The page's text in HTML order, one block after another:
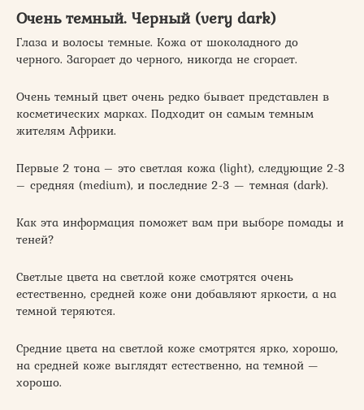
Очень темный. Черный (very dark)
Глаза и волосы темные. Кожа от шоколадного до
черного. Загорает до черного, никогда не сгорает.
Очень темный цвет очень редко бывает представлен в
косметических марках. Подходит он самым темным
жителям Африки.
Первые 2 тона – это светлая кожа (light), следующие 2-3
– средняя (medium), и последние 2-3 — темная (dark).
Как эта информация поможет вам при выборе помады и
теней?
Светлые цвета на светлой коже смотрятся очень
естественно, средней коже они добавляют яркости, а на
темной теряются.
Средние цвета на светлой коже смотрятся ярко, хорошо,
на средней коже выглядят естественно, на темной —
хорошо.